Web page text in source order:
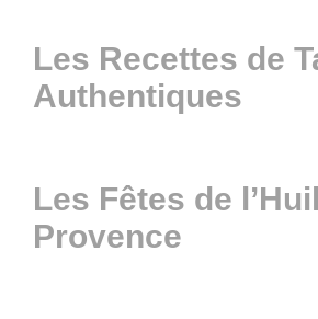
Les Recettes de
Authentiques
Les Fêtes de
Provence